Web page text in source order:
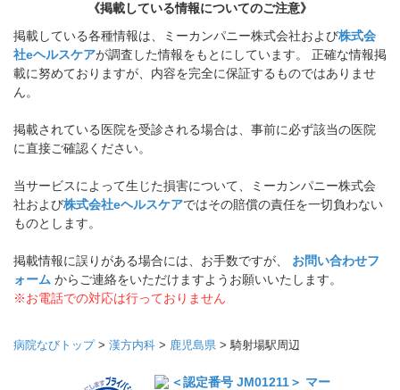
《掲載している情報についてのご注意》
掲載している各種情報は、ミーカンパニー株式会社および株式会
社eヘルスケアが調査した情報をもとにしています。 正確な情報掲
載に努めておりますが、内容を完全に保証するものではありませ
ん。
掲載されている医院を受診される場合は、事前に必ず該当の医院
に直接ご確認ください。
当サービスによって生じた損害について、ミーカンパニー株式会
社および株式会社eヘルスケアではその賠償の責任を一切負わない
ものとします。
掲載情報に誤りがある場合には、お手数ですが、 お問い合わせフ
ォーム からご連絡をいただけますようお願いいたします。
※お電話での対応は行っておりません
病院なびトップ> 漢方内科 > 鹿児島県 >騎射場駅周辺